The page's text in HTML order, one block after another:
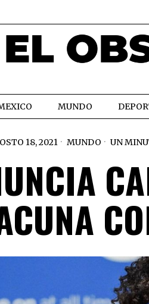
MUNDO
18, 2021 MUNDO UN